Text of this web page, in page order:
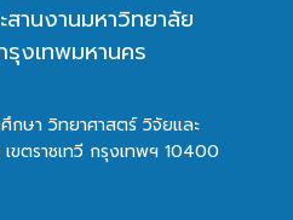
สานงานมหาวิทยาลัย
งเทพมหานคร
กษา วิทยาศาสตร์ วิจัยและ
ขตราชเทวี กรุงเทพฯ 10400